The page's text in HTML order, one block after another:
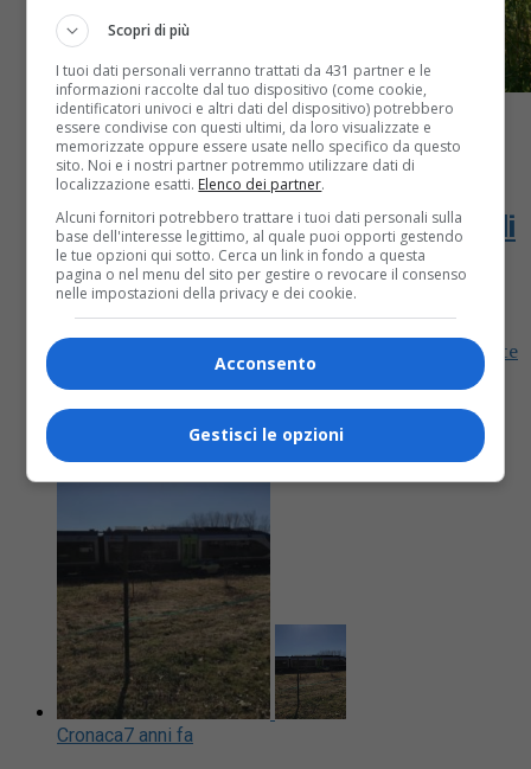
Cronaca 6 anni fa
E’ morto il motociclista di 32 vittima di
un incidente stradale
Non ce l’ha fatta Marco Tancini, l’imprenditore di
Barengo coinvolto la sera di domenica in un incidente
stradale a Ghislarengo. Tancini, 32 anni, era
ricoverato in...
Cronaca7 anni fa
Scopri di più
I tuoi dati personali verranno trattati da 431 partner e le
informazioni raccolte dal tuo dispositivo (come cookie,
identificatori univoci e altri dati del dispositivo) potrebbero
essere condivise con questi ultimi, da loro visualizzate e
memorizzate oppure essere usate nello specifico da questo
sito. Noi e i nostri partner potremmo utilizzare dati di
localizzazione esatti. Elenco dei partner.
Alcuni fornitori potrebbero trattare i tuoi dati personali sulla
base dell'interesse legittimo, al quale puoi opporti gestendo
le tue opzioni qui sotto. Cerca un link in fondo a questa
pagina o nel menu del sito per gestire o revocare il consenso
nelle impostazioni della privacy e dei cookie.
Acconsento
Gestisci le opzioni